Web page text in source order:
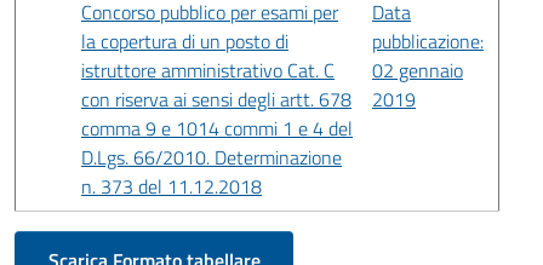
Concorso pubblico per esami per
la copertura di un posto di
istruttore amministrativo Cat. C
con riserva ai sensi degli artt. 678
comma 9 e 1014 commi 1 e 4 del
D.Lgs. 66/2010. Determinazione
n. 373 del 11.12.2018
Data
pubblicazione:
02 gennaio
2019